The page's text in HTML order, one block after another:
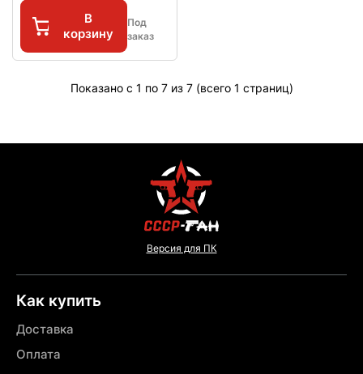
В
корзину
Под
заказ
Показано с 1 по 7 из 7 (всего 1 страниц)
Версия для ПК
Как купить
Доставка
Оплата